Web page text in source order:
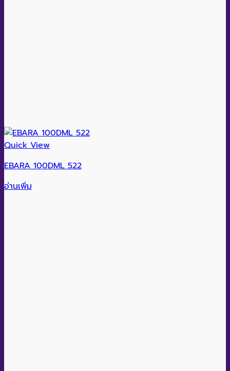
Quick View
EBARA 100DML 522
อ่านเพิ่ม